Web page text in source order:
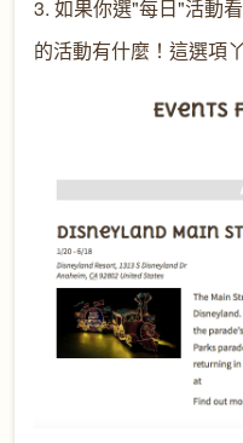
3. 如果你選"每日"活動
的活動有什麼！這選項